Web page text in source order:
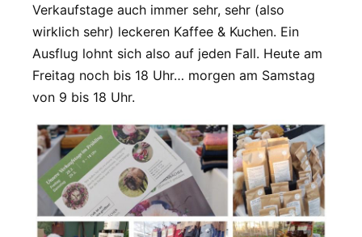
Verkaufstage auch immer sehr, sehr (also
wirklich sehr) leckeren Kaffee & Kuchen. Ein
Ausflug lohnt sich also auf jeden Fall. Heute am
Freitag noch bis 18 Uhr… morgen am Samstag
von 9 bis 18 Uhr.